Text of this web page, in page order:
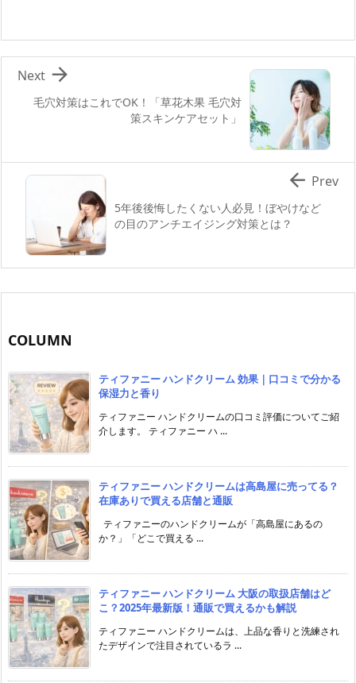
毛穴対策はこれでOK！「草花木果 毛穴対
策スキンケアセット」

Next
5年後後悔したくない人必見！ぼやけなど
の目のアンチエイジング対策とは？
 Prev
COLUMN
ティファニー ハンドクリーム 効果｜口コミで分かる
保湿力と香り
ティファニー ハンドクリームの口コミ評価についてご紹
介します。 ティファニー ハ ...
ティファニー ハンドクリームは高島屋に売ってる？
在庫ありで買える店舗と通販
ティファニーのハンドクリームが「高島屋にあるの
か？」「どこで買える ...
ティファニー ハンドクリーム 大阪の取扱店舗はど
こ？2025年最新版！通販で買えるかも解説
ティファニー ハンドクリームは、上品な香りと洗練され
たデザインで注目されているラ ...